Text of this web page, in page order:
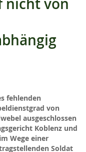
nicht von
fehlenden
von
ausgeschlossen
Koblenz und
Wege einer
Soldat